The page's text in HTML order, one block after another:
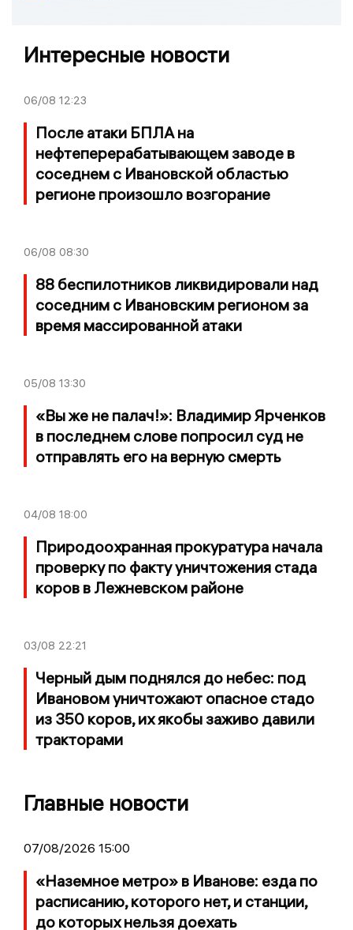
Интересные новости
06/08 12:23
После атаки БПЛА на
нефтеперерабатывающем заводе в
соседнем с Ивановской областью
регионе произошло возгорание
06/08 08:30
88 беспилотников ликвидировали над
соседним с Ивановским регионом за
время массированной атаки
05/08 13:30
«Вы же не палач!»: Владимир Ярченков
в последнем слове попросил суд не
отправлять его на верную смерть
04/08 18:00
Природоохранная прокуратура начала
проверку по факту уничтожения стада
коров в Лежневском районе
03/08 22:21
Черный дым поднялся до небес: под
Ивановом уничтожают опасное стадо
из 350 коров, их якобы заживо давили
тракторами
Главные новости
07/08/2026 15:00
«Наземное метро» в Иванове: езда по
расписанию, которого нет, и станции,
до которых нельзя доехать